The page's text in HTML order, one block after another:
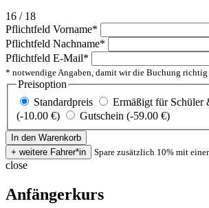
16 / 18
Pflichtfeld Vorname*
Pflichtfeld Nachname*
Pflichtfeld E-Mail*
* notwendige Angaben, damit wir die Buchung
Preisoption
Standardpreis
Ermäßigt für Schüler
(-10.00 €)
Gutschein (-59.00 €)
Spare zusätzlich 10% mit
close
Anfängerkurs